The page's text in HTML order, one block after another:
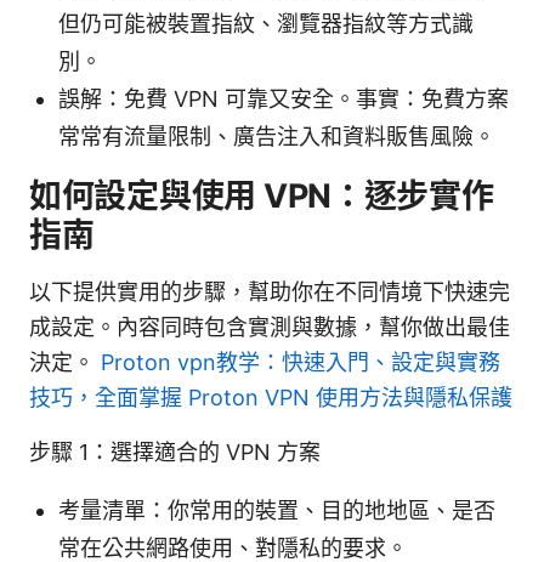
但仍可能被裝置指紋、瀏覽器指紋等方式識
別。
誤解：免費 VPN 可靠又安全。事實：免費方案
常常有流量限制、廣告注入和資料販售風險。
如何設定與使用 VPN：逐步實作
指南
以下提供實用的步驟，幫助你在不同情境下快速完
成設定。內容同時包含實測與數據，幫你做出最佳
決定。 Proton vpn教学：快速入門、設定與實務
技巧，全面掌握 Proton VPN 使用方法與隱私保護
步驟 1：選擇適合的 VPN 方案
考量清單：你常用的裝置、目的地地區、是否
常在公共網路使用、對隱私的要求。